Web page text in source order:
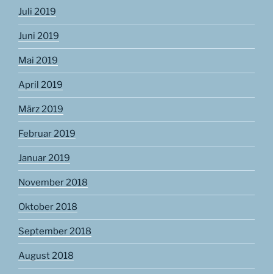
Juli 2019
Juni 2019
Mai 2019
April 2019
März 2019
Februar 2019
Januar 2019
November 2018
Oktober 2018
September 2018
August 2018